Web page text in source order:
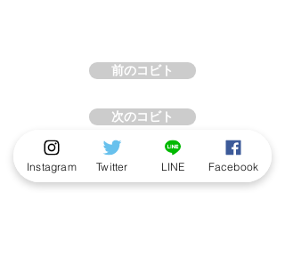
前のコビト
次のコビト
Instagram Twitter LINE Facebook